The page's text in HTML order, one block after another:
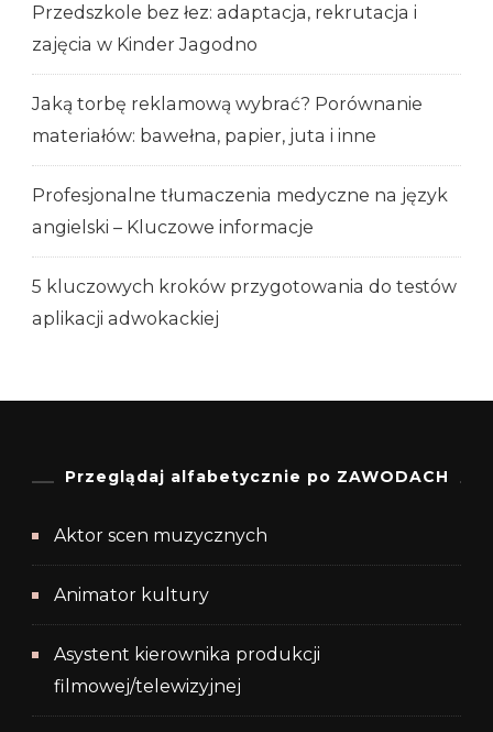
Przedszkole bez łez: adaptacja, rekrutacja i
zajęcia w Kinder Jagodno
Jaką torbę reklamową wybrać? Porównanie
materiałów: bawełna, papier, juta i inne
Profesjonalne tłumaczenia medyczne na język
angielski – Kluczowe informacje
5 kluczowych kroków przygotowania do testów
aplikacji adwokackiej
Przeglądaj alfabetycznie po ZAWODACH
Aktor scen muzycznych
Animator kultury
Asystent kierownika produkcji
filmowej/telewizyjnej